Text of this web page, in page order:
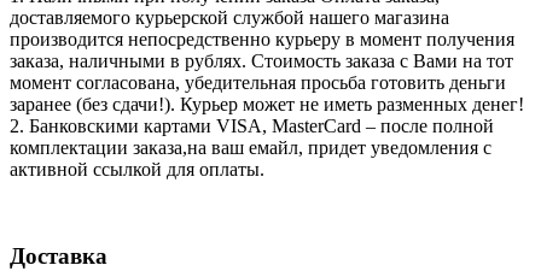
доставляемого курьерской службой нашего магазина
производится непосредственно курьеру в момент получения
заказа, наличными в рублях. Стоимость заказа с Вами на тот
момент согласована, убедительная просьба готовить деньги
заранее (без сдачи!). Курьер может не иметь разменных денег!
2. Банковскими картами VISA, MasterCard – после полной
комплектации заказа,на ваш емайл, придет уведомления с
активной ссылкой для оплаты.
Доставка